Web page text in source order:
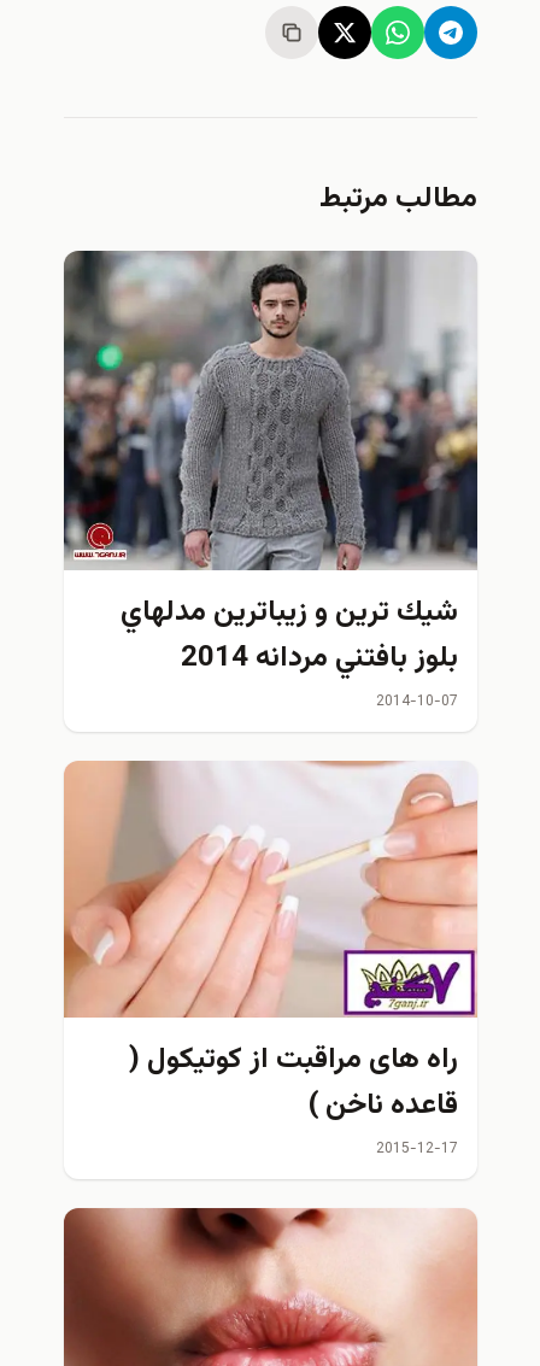
مطالب مرتبط
شيك ترين و زيباترين مدلهاي
بلوز بافتني مردانه 2014
2014-10-07
راه های مراقبت از کوتیکول (
قاعده ناخن )
2015-12-17